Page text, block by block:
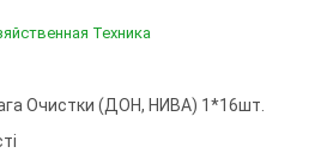
Техника
Очистки (ДОН, НИВА) 1*16шт.